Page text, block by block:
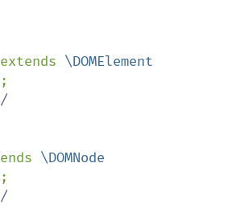
extends \DOMElement
;
\DOMNode
;